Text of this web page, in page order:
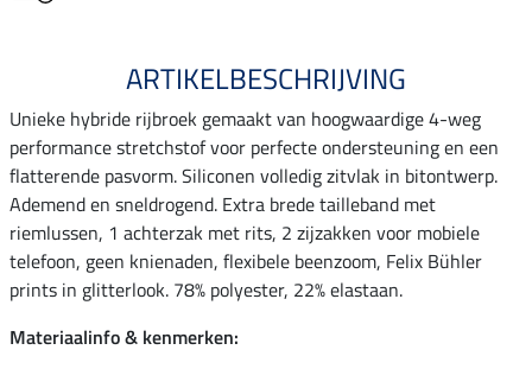
ARTIKELBESCHRIJVING
Unieke hybride rijbroek gemaakt van hoogwaardige 4-weg
performance stretchstof voor perfecte ondersteuning en een
flatterende pasvorm. Siliconen volledig zitvlak in bitontwerp.
Ademend en sneldrogend. Extra brede tailleband met
riemlussen, 1 achterzak met rits, 2 zijzakken voor mobiele
telefoon, geen knienaden, flexibele beenzoom, Felix Bühler
prints in glitterlook. 78% polyester, 22% elastaan.
Materiaalinfo & kenmerken: